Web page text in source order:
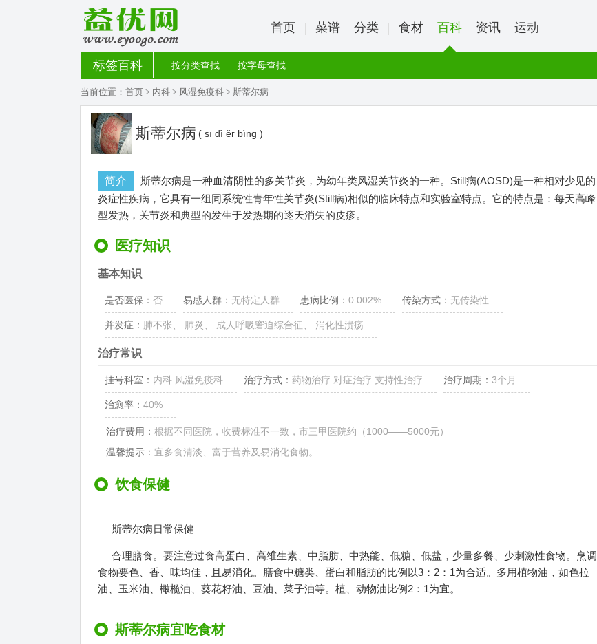
首页 菜谱 分类 食材 百科 资讯 运动
标签百科 按分类查找 按字母查找
当前位置： 首页 > 内科 > 风湿免疫科 > 斯蒂尔病
斯蒂尔病 ( sī dì ěr bìng )
简介
斯蒂尔病是一种血清阴性的多关节炎，为幼年类风湿关节炎的一种。Still病(AOSD)是一种相对少见的
炎症性疾病，它具有一组同系统性青年性关节炎(Still病)相似的临床特点和实验室特点。它的特点是：每天高峰
型发热，关节炎和典型的发生于发热期的逐天消失的皮疹。
医疗知识
基本知识
是否医保： 否 易感人群： 无特定人群 患病比例： 0.002% 传染方式： 无传染性
并发症： 肺不张、 肺炎、 成人呼吸窘迫综合征、 消化性溃疡
治疗常识
挂号科室： 内科 风湿免疫科 治疗方式： 药物治疗 对症治疗 支持性治疗 治疗周期： 3个月
治愈率： 40%
治疗费用： 根据不同医院，收费标准不一致，市三甲医院约（1000——5000元）
温馨提示： 宜多食清淡、富于营养及易消化食物。
饮食保健
斯蒂尔病日常保健
合理膳食。要注意过食高蛋白、高维生素、中脂肪、中热能、低糖、低盐，少量多餐、少刺激性食物。烹调
食物要色、香、味均佳，且易消化。膳食中糖类、蛋白和脂肪的比例以3：2：1为合适。多用植物油，如色拉
油、玉米油、橄榄油、葵花籽油、豆油、菜子油等。植、动物油比例2：1为宜。
斯蒂尔病宜吃食材